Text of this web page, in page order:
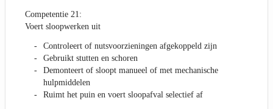
Competentie 21:
Voert sloopwerken uit
Controleert of nutsvoorzieningen afgekoppeld zijn
Gebruikt stutten en schoren
Demonteert of sloopt manueel of met mechanische
hulpmiddelen
Ruimt het puin en voert sloopafval selectief af